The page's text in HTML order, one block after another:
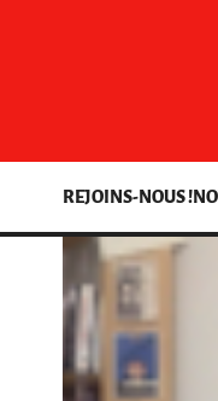
REJOINS-NOUS !